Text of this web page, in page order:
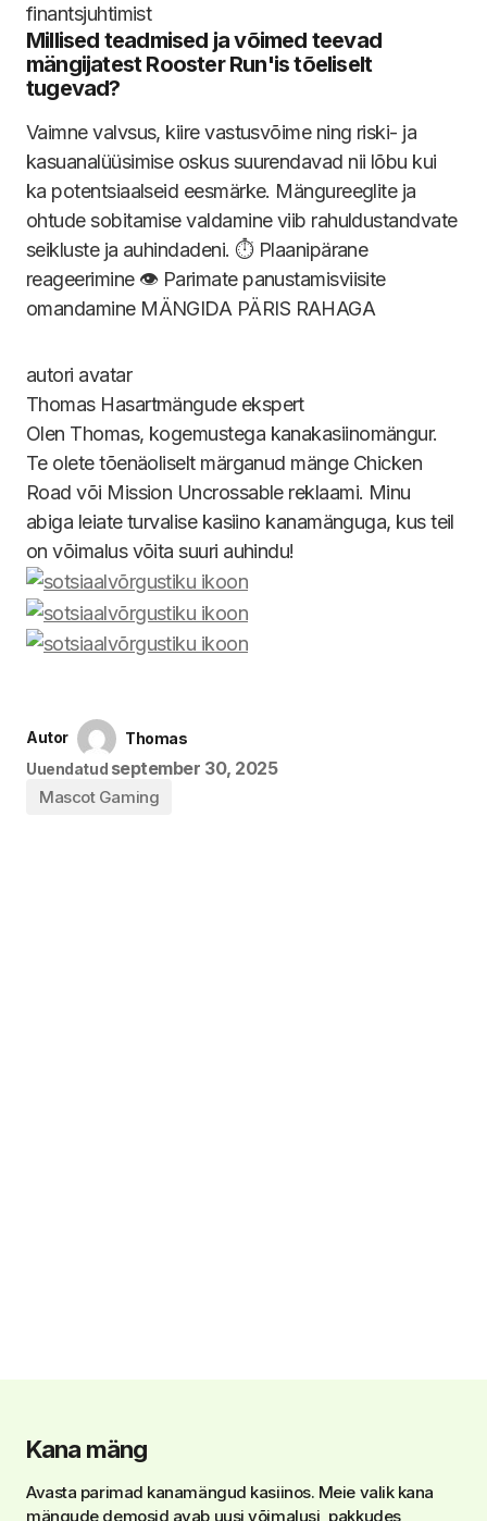
finantsjuhtimist
Millised teadmised ja võimed teevad
mängijatest Rooster Run'is tõeliselt
tugevad?
Vaimne valvsus, kiire vastusvõime ning riski- ja
kasuanalüüsimise oskus suurendavad nii lõbu kui
ka potentsiaalseid eesmärke. Mängureeglite ja
ohtude sobitamise valdamine viib rahuldustandvate
seikluste ja auhindadeni. ⏱️ Plaanipärane
reageerimine 👁️ Parimate panustamisviisite
omandamine MÄNGIDA PÄRIS RAHAGA
Thomas Hasartmängude ekspert
Olen Thomas, kogemustega kanakasiinomängur.
Te olete tõenäoliselt märganud mänge Chicken
Road või Mission Uncrossable reklaami. Minu
abiga leiate turvalise kasiino kanamänguga, kus teil
on võimalus võita suuri auhindu!
Autor
Thomas
Uuendatud september 30, 2025
Mascot Gaming
Kana mäng
Avasta parimad kanamängud kasiinos. Meie valik kana
mängude demosid avab uusi võimalusi, pakkudes